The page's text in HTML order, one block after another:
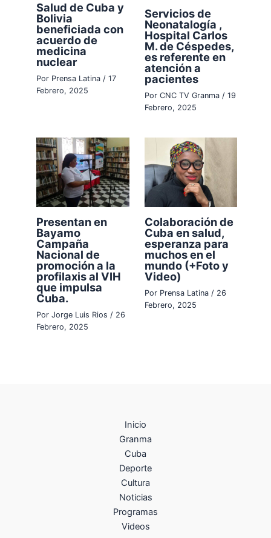
Salud de Cuba y
Bolivia
beneficiada con
acuerdo de
medicina
nuclear
Por Prensa Latina/17
Febrero, 2025
Servicios de
Neonatalogía ,
Hospital Carlos
M. de Céspedes,
es referente en
atención a
pacientes
Por CNC TV Granma / 19
Febrero, 2025
Presentan en
Bayamo
Campaña
Nacional de
promoción a la
profilaxis al VIH
que impulsa
Cuba.
PorJorge Luis Rios / 26
Febrero, 2025
Colaboración de
Cuba en salud,
esperanza para
muchos en el
mundo (+Foto y
Video)
Por Prensa Latina / 26
Febrero, 2025
Inicio
Granma
Cuba
Deporte
Cultura
Noticias
Programas
Videos